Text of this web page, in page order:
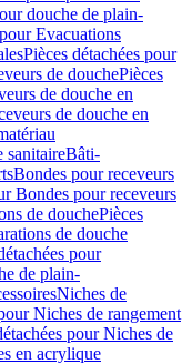
douche de plain-
Evacuations
Pièces détachées pour
de douchePièces
de douche en
de douche en
sanitaireBâti-
Bondes pour receveurs
Bondes pour receveurs
de douchePièces
de douche
pour
de plain-
Niches de
Niches de rangement
pour Niches de
en acrylique